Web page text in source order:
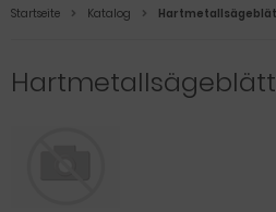
Startseite Katalog